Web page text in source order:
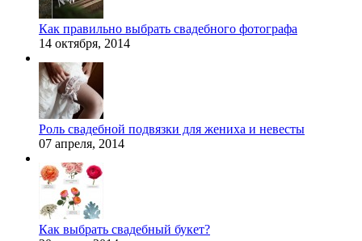
Как правильно выбрать свадебного фотографа
14 октября, 2014
Роль свадебной подвязки для жениха и невесты
07 апреля, 2014
Как выбрать свадебный букет?